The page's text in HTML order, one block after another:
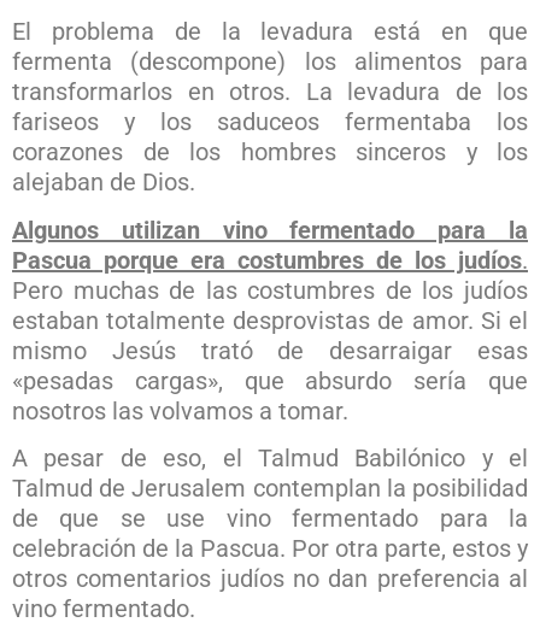
El problema de la levadura está en que
fermenta (descompone) los alimentos para
transformarlos en otros. La levadura de los
fariseos y los saduceos fermentaba los
corazones de los hombres sinceros y los
alejaban de Dios.
Algunos utilizan vino fermentado para la
Pascua porque era costumbres de los judíos.
Pero muchas de las costumbres de los judíos
estaban totalmente desprovistas de amor. Si el
mismo Jesús trató de desarraigar esas
«pesadas cargas», que absurdo sería que
nosotros las volvamos a tomar.
A pesar de eso, el Talmud Babilónico y el
Talmud de Jerusalem contemplan la posibilidad
de que se use vino fermentado para la
celebración de la Pascua. Por otra parte, estos y
otros comentarios judíos no dan preferencia al
vino fermentado.